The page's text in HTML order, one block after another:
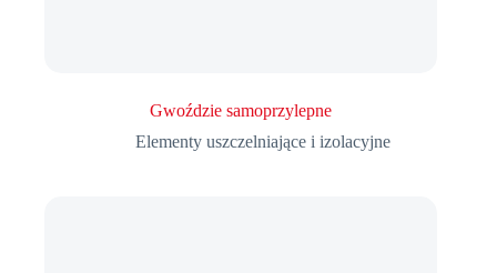
Gwoździe samoprzylepne
Elementy uszczelniające i izolacyjne